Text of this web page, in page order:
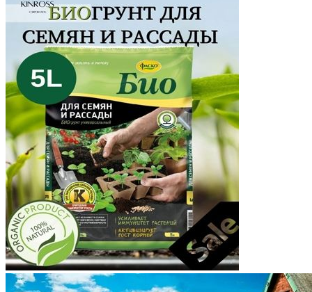
Карелия
Кемеровская область
Кировская область
Коми
Корякский округ
Костромская область
Краснодарский край
Красноярский край
Крым
Курганская область
Курская область